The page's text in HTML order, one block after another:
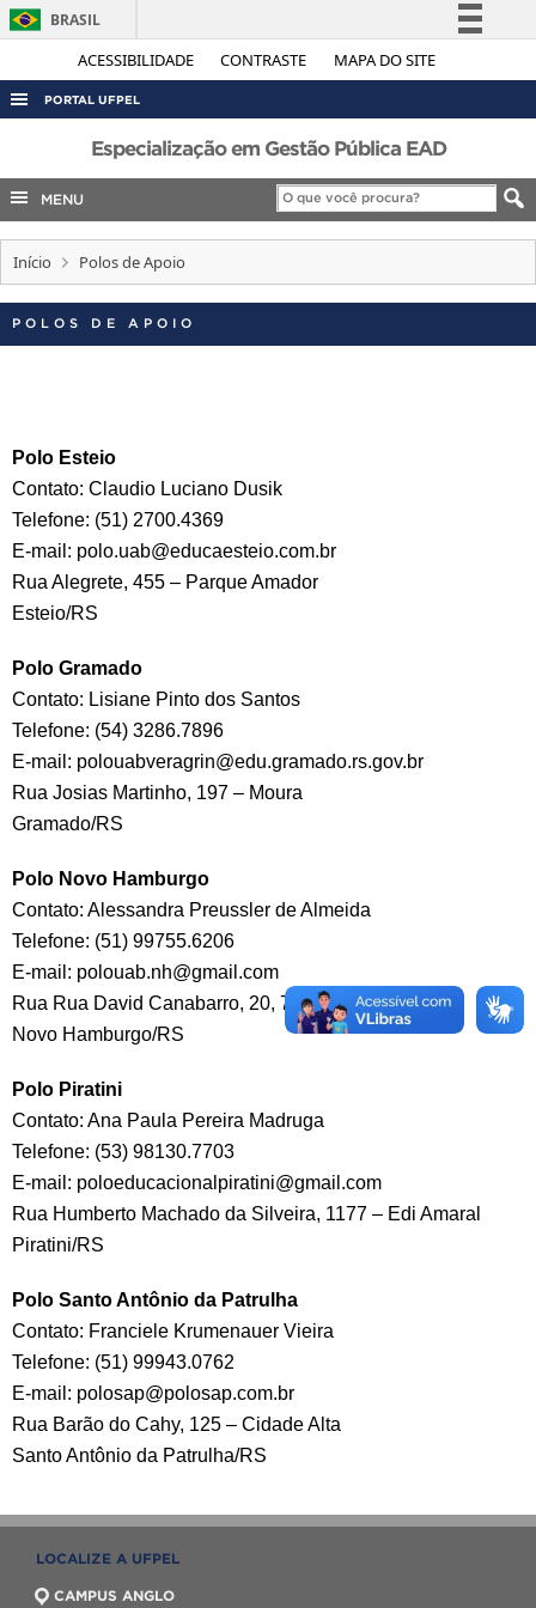
ACESSIBILIDADE CONTRASTE MAPA DO SITE
BRASIL
Simplifique!
Legislação
Canais
PORTAL UFPEL
ACESSO À INFORMAÇÃO
AUDITORIA
COBALTO
CONCURSOS
EDITAIS
INTERNACIONAL
TELEFONES
Especialização em Gestão Pública EAD
MENU
Início Polos de Apoio
POLOS DE APOIO
Polo Esteio
Contato: Claudio Luciano Dusik
Telefone: (51) 2700.4369
E-mail: polo.uab@educaesteio.com.br
Rua Alegrete, 455 – Parque Amador
Esteio/RS
Polo Gramado
Contato: Lisiane Pinto dos Santos
Telefone: (54) 3286.7896
E-mail: polouabveragrin@edu.gramado.rs.gov.br
Rua Josias Martinho, 197 – Moura
Gramado/RS
Polo Novo Hamburgo
Contato: Alessandra Preussler de Almeida
Telefone: (51) 99755.6206
E-mail: polouab.nh@gmail.com
Rua Rua David Canabarro, 20, 7º Andar – Centro
Novo Hamburgo/RS
Polo Piratini
Contato: Ana Paula Pereira Madruga
Telefone: (53) 98130.7703
E-mail: poloeducacionalpiratini@gmail.com
Rua Humberto Machado da Silveira, 1177 – Edi Amaral
Piratini/RS
Polo Santo Antônio da Patrulha
Contato: Franciele Krumenauer Vieira
Telefone: (51) 99943.0762
E-mail: polosap@polosap.com.br
Rua Barão do Cahy, 125 – Cidade Alta
Santo Antônio da Patrulha/RS
LOCALIZE A UFPEL
CAMPUS ANGLO